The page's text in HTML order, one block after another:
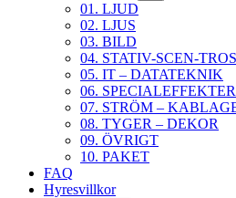
01. LJUD
02. LJUS
03. BILD
04. STATIV-SCEN-
05. IT – DATATEKNIK
06. SPECIALEFFEKTER
07. STRÖM –
08. TYGER – DEKOR
09. ÖVRIGT
10. PAKET
FAQ
Hyresvillkor